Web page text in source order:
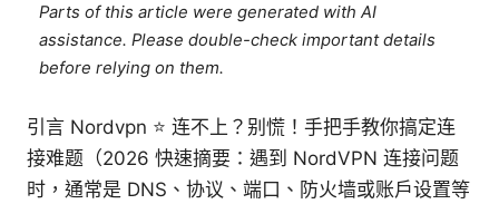
Parts of this article were generated with AI
assistance. Please double-check important details
before relying on them.
引言 Nordvpn ⭐ 连不上？别慌！手把手教你搞定连
接难题（2026 快速摘要：遇到 NordVPN 连接问题
时，通常是 DNS、协议、端口、防火墙或账户设置等